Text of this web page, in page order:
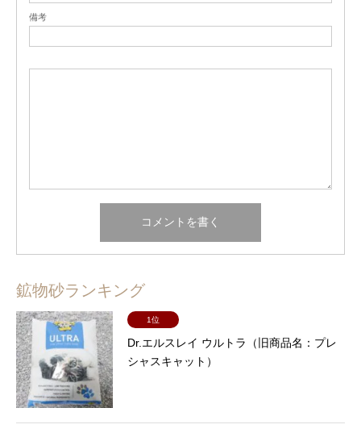
備考
鉱物砂ランキング
1位
Dr.エルスレイ ウルトラ（旧商品名：プレ
シャスキャット）